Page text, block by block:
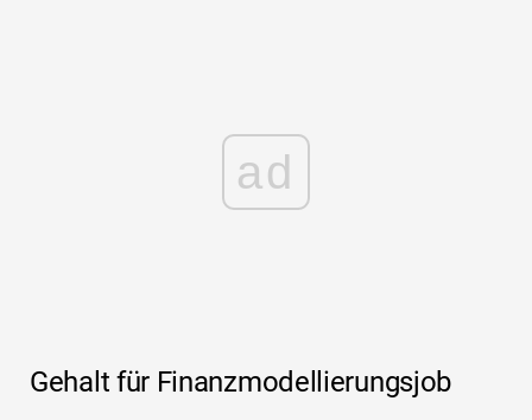
ad
Gehalt für Finanzmodellierungsjob